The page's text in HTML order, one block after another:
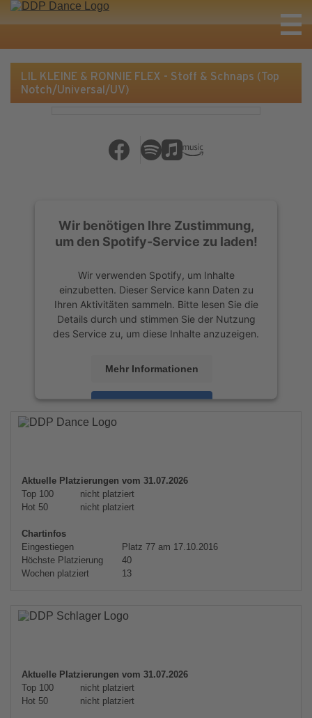
LIL KLEINE & RONNIE FLEX - Stoff & Schnaps (Top
Notch/Universal/UV)
Wir benötigen Ihre Zustimmung,
um den Spotify-Service zu laden!
Wir verwenden Spotify, um Inhalte
einzubetten. Dieser Service kann Daten zu
Ihren Aktivitäten sammeln. Bitte lesen Sie die
Details durch und stimmen Sie der Nutzung
des Service zu, um diese Inhalte anzuzeigen.
Mehr Informationen
Akzeptieren
powered by
Aktuelle Platzierungen vom 31.07.2026
Top 100
nicht platziert
Hot 50
nicht platziert
Chartinfos
Eingestiegen
Platz 77 am 17.10.2016
Höchste Platzierung
40
Wochen platziert
13
Aktuelle Platzierungen vom 31.07.2026
Top 100
nicht platziert
Hot 50
nicht platziert